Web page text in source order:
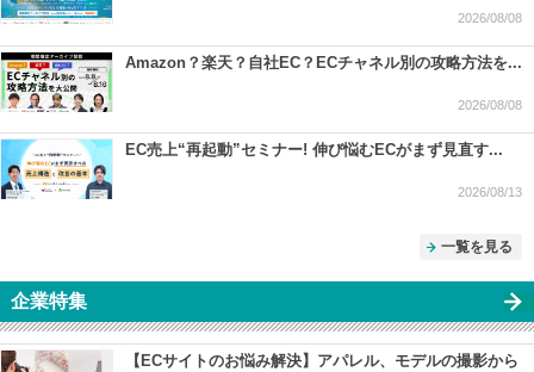
2026/08/08
Amazon？楽天？自社EC？ECチャネル別の攻略方法を...
2026/08/08
EC売上“再起動”セミナー! 伸び悩むECがまず見直す...
2026/08/13
一覧を見る
企業特集
【ECサイトのお悩み解決】アパレル、モデルの撮影から